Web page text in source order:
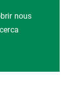
nous